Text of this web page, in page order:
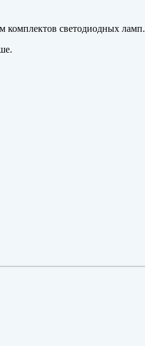
комплектов светодиодных ламп.